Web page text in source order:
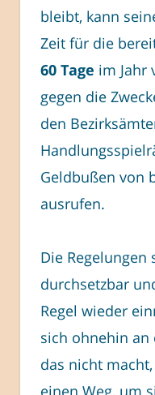
bleibt, kann
Zeit für die
60 Tage im Jahr
gegen die
den
Geldbußen von
ausrufen.
Die
durchsetzbar
Regel wieder
sich ohnehin an
das nicht